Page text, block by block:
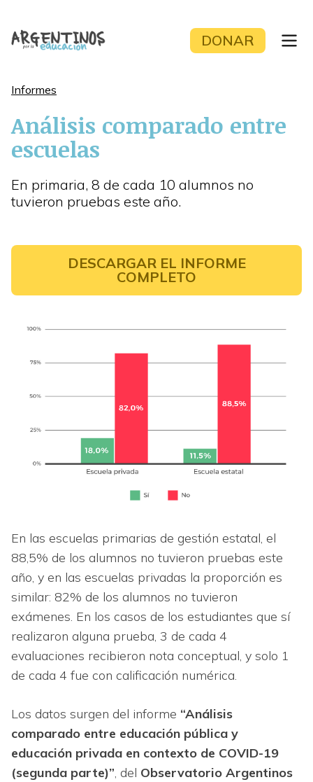
content
DONAR
Informes
Análisis comparado entre
escuelas
En primaria, 8 de cada 10 alumnos no
tuvieron pruebas este año.
DESCARGAR EL INFORME
COMPLETO
En las escuelas primarias de gestión estatal, el
88,5% de los alumnos no tuvieron pruebas este
año, y en las escuelas privadas la proporción es
similar: 82% de los alumnos no tuvieron
exámenes. En los casos de los estudiantes que sí
realizaron alguna prueba, 3 de cada 4
evaluaciones recibieron nota conceptual, y solo 1
de cada 4 fue con calificación numérica.
Los datos surgen del informe “Análisis
comparado entre educación pública y
educación privada en contexto de COVID-19
(segunda parte)”, del Observatorio Argentinos